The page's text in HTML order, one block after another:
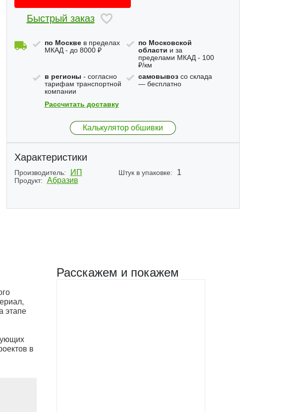
Быстрый заказ
по Москвев пределах
МКАД - до 8000 ₽
по Московской
области и за
пределами МКАД - 100
₽/км
в регионы - согласно
тарифам транспортной
компании
самовывозсо склада
— бесплатно
Рассчитать доставку
Калькулятор обшивки
Характеристики
Производитель: ИП Штук в упаковке: 1
Продукт: Абразив
этапе
в
Расскажем и покажем